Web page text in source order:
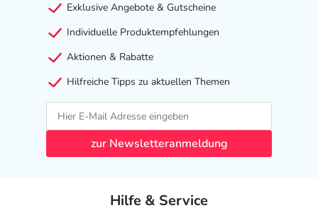
Exklusive Angebote & Gutscheine
Individuelle Produktempfehlungen
Aktionen & Rabatte
Hilfreiche Tipps zu aktuellen Themen
zur Newsletteranmeldung
Hilfe & Service